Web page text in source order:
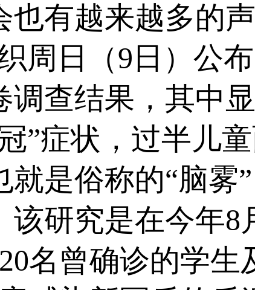
有越来越多的
周日（9日）公
调查结果，其中
”症状，过半儿
是俗称的“脑雾
研究是在今年8
名曾确诊的学生